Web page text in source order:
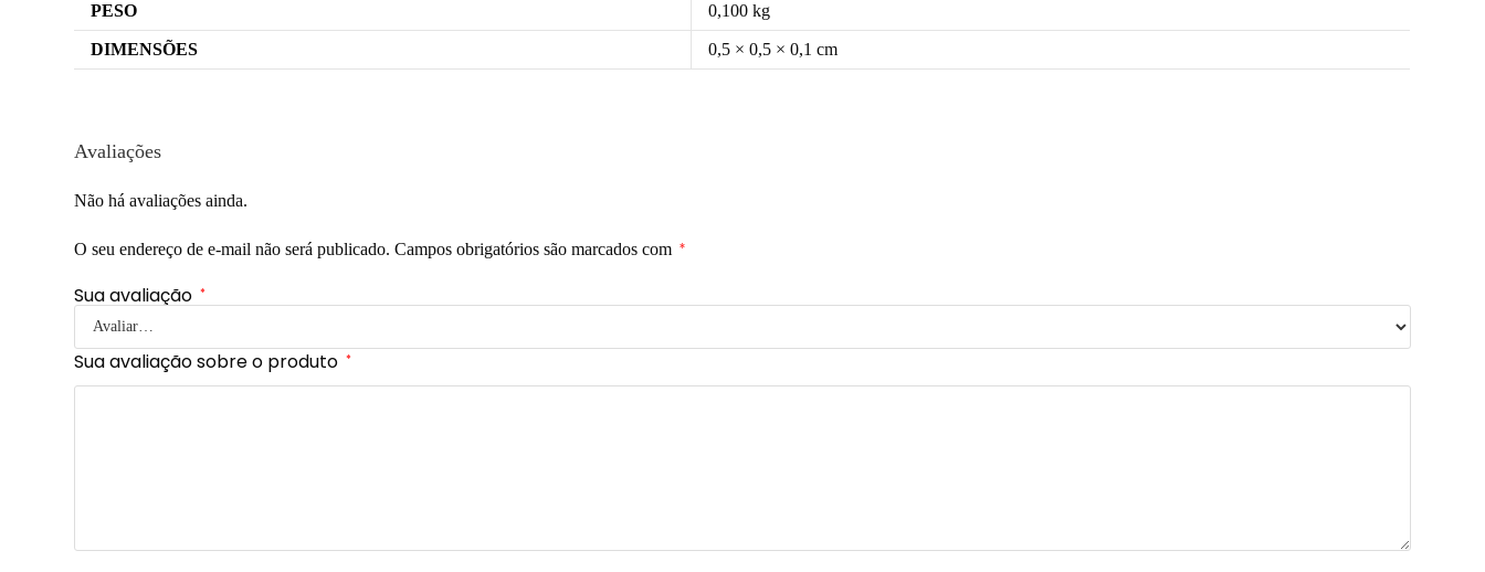
PESO 0,100 kg
DIMENSÕES 0,5 × 0,5 × 0,1 cm
Avaliações
Não há avaliações ainda.
O seu endereço de e-mail não será publicado. Campos obrigatórios são marcados com *
Sua avaliação *
Sua avaliação sobre o produto *